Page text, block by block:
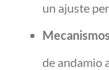
un ajuste
de andamio